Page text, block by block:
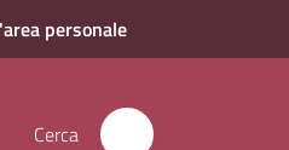
personale
Cerca